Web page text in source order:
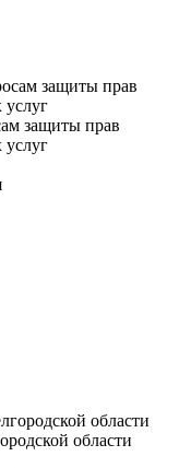
защиты прав
услуг
области